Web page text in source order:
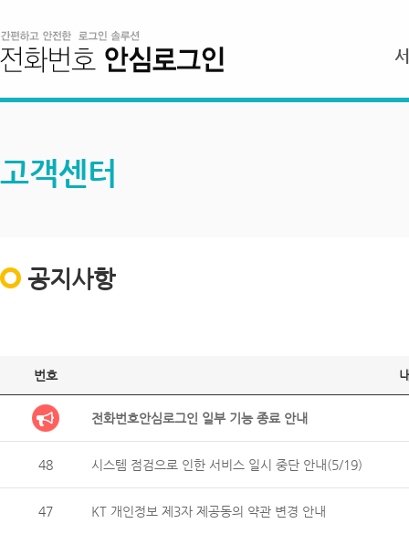
고객센터
공지사항
번호
전화번호안심로그인 일부 기능 종료 안내
48 시스템 점검으로 인한 서비스 일시 중단 안내(5/19)
47 KT 개인정보 제3자 제공동의 약관 변경 안내